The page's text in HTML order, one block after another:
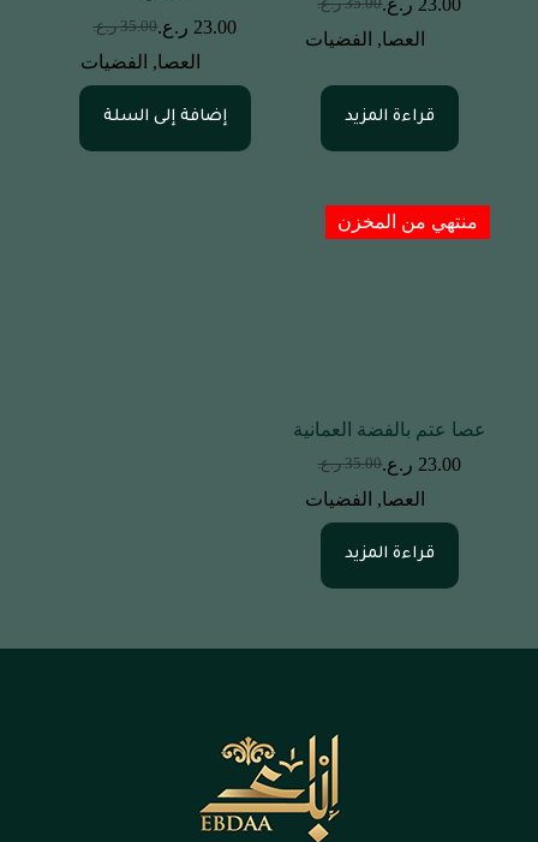
35.00 ر.ع.
العصا, الفضيات
قراءة المزيد
35.00 ر.ع. 23.00 ر.ع.
العصا, الفضيات
إضافة إلى السلة
منتهي من المخزن
عصا عتم بالفضة العمانية
35.00 ر.ع. 23.00 ر.ع.
العصا, الفضيات
قراءة المزيد